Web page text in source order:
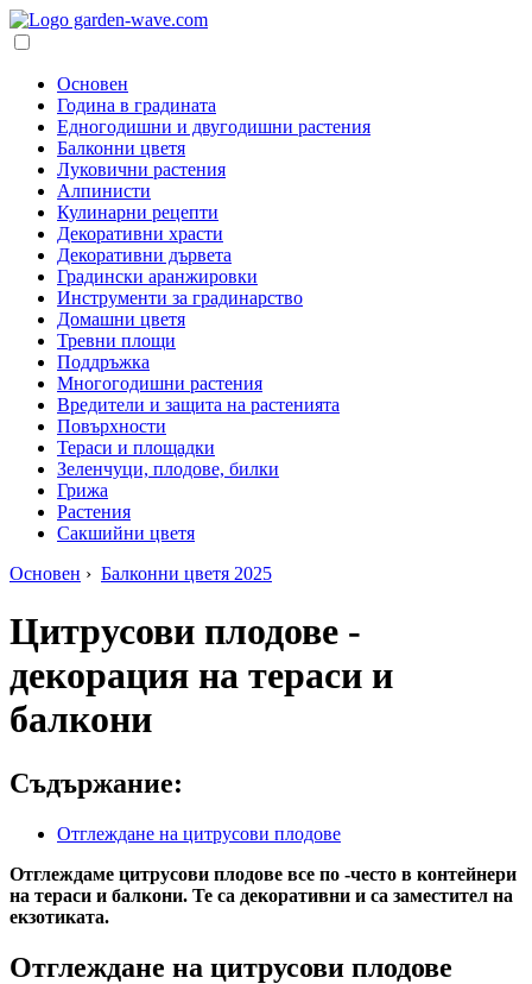
Основен
Година в градината
Едногодишни и двугодишни растения
Балконни цветя
Луковични растения
Алпинисти
Кулинарни рецепти
Декоративни храсти
Декоративни дървета
Градински аранжировки
Инструменти за градинарство
Домашни цветя
Тревни площи
Поддръжка
Многогодишни растения
Вредители и защита на растенията
Повърхности
Тераси и площадки
Зеленчуци, плодове, билки
Грижа
Растения
Сакшийни цветя
Основен › Балконни цветя 2025
Цитрусови плодове -
декорация на тераси и
балкони
Съдържание:
Отглеждане на цитрусови плодове
Отглеждаме цитрусови плодове все по -често в контейнери
на тераси и балкони. Те са декоративни и са заместител на
екзотиката.
Отглеждане на цитрусови плодове